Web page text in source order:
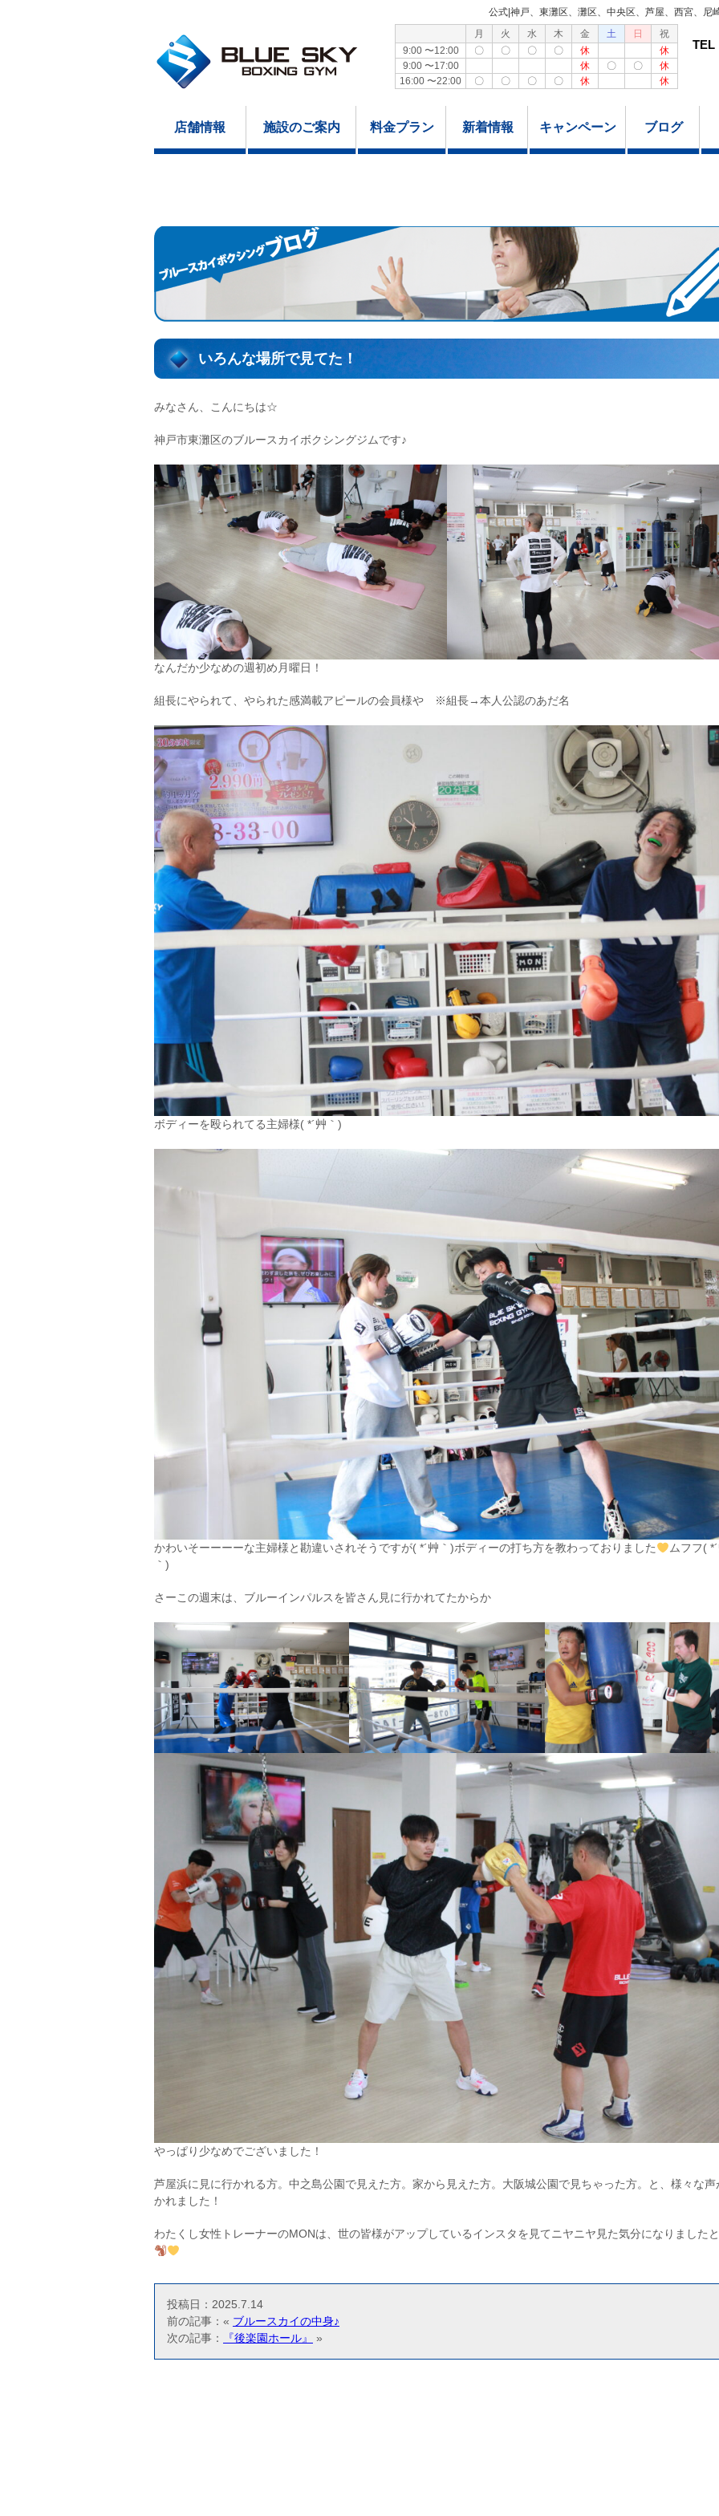
公式|神戸、東灘区、灘区、中央区、芦屋、西宮、
月
火 水 木 金 土 日
祝
9:00 〜12:00
〇 〇 〇 〇 休
休
9:00 〜17:00
休 〇 〇
休
16:00 〜22:00
〇 〇 〇 〇 休 休
TEL
店舗情報 施設のご案内 料金プラン 新着情報 キャンペーン ブログ
いろんな場所で見てた！
みなさん、こんにちは☆
神戸市東灘区のブルースカイボクシングジムです♪
なんだか少なめの週初め月曜日！
組長にやられて、やられた感満載アピールの会員様や ※組長→本人公認のあだ名
ボディーを殴られてる主婦様( *´艸｀)
かわいそーーーーな主婦様と勘違いされそうですが( *´艸｀)ボディーの打ち方を教わっておりました
ムフフ(
｀)
さーこの週末は、ブルーインパルスを皆さん見に行かれてたからか
やっぱり少なめでございました！
芦屋浜に見に行かれる方。中之島公園で見えた方。家から見えた方。大阪城公園で見ちゃった方。と、様々な声
かれました！
わたくし女性トレーナーのMONは、世の皆様がアップしているインスタを見てニヤニヤ見た気分になりました
投稿日：2025.7.14
前の記事：« ブルースカイの中身♪
次の記事：
『後楽園ホール』 »